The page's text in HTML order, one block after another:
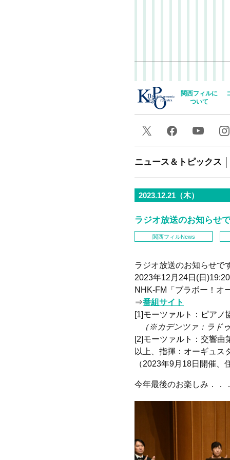
関西フィルに
ついて
ニュース＆トピックス
2023.12.21（木）
ラジオ放送のお知らせ
関西フィルNews
ラジオ放送のお知らせで
2023年12月24日(日
NHK-FM「ブラボー！オ
⇒番組サイト
[1]モーツァルト
：ピア
（※カデンツァ：ラド
[2]モーツァルト
：交響曲
以上、指揮：オーギュス
（2023年9月18日開催
今年最後のお楽しみ．．